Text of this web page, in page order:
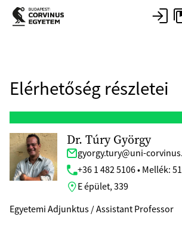
Elérhetőség részletei
Dr. Túry György
gyorgy.tury@uni-
+36 1 482 5106 • Mellék:
E épület, 339
Egyetemi Adjunktus / Assistant Professor